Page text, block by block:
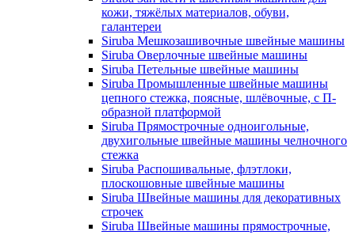
кожи, тяжёлых материалов, обуви,
галантереи
Siruba Мешкозашивочные швейные машины
Siruba Оверлочные швейные машины
Siruba Петельные швейные машины
Siruba Промышленные швейные машины
цепного стежка, поясные, шлёвочные, с П-
образной платформой
Siruba Прямострочные одноигольные,
двухигольные швейные машины челночного
стежка
Siruba Распошивальные, флэтлоки,
плоскошовные швейные машины
Siruba Швейные машины для декоративных
строчек
Siruba Швейные машины прямострочные,